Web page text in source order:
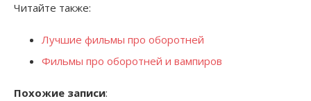
Читайте также:
Лучшие фильмы про оборотней
Фильмы про оборотней и вампиров
Похожие записи: